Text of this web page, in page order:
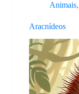
Animais,
Aracnídeos